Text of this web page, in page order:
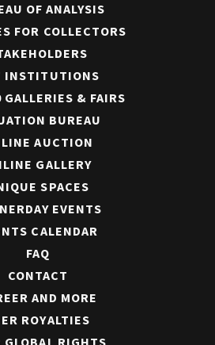
OF ANALYSIS
FOR COLLECTORS
INSTITUTIONS
GALLERIES & FAIRS
BUREAU
AUCTION
GALLERY
SPACES
EVENTS
CALENDAR
FAQ
CONTACT
AND MORE
ROYALTIES
GLOBAL RIGHTS